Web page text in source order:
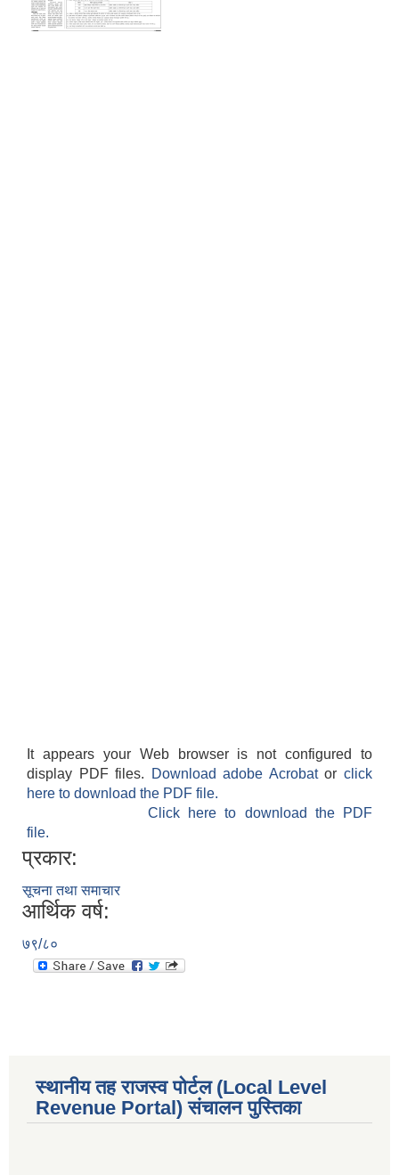
It appears your Web browser is not configured to
display PDF files.
Download adobe Acrobatorclick
here to download the PDF file.
Click here to download the PDF
file.
प्रकार:
सूचना तथा समाचार
आर्थिक वर्ष:
७९/८०
स्थानीय तह राजस्व पोर्टल (Local Level
Revenue Portal) संचालन पुस्तिका